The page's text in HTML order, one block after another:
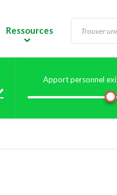
Ressources
Apport personnel